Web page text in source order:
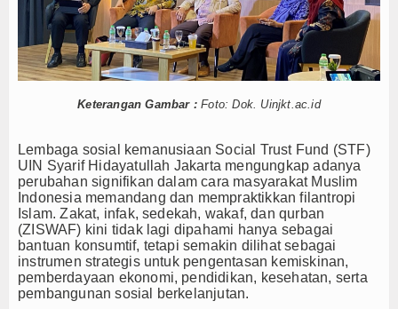
Mustahik
Muzaki
Wasiat dan DSKL
Z-UPDATE
Z-Academy
Z-Commerce
Keterangan Gambar : Foto: Dok. Uinjkt.ac.id
Lembaga sosial kemanusiaan Social Trust Fund (STF)
UIN Syarif Hidayatullah Jakarta mengungkap adanya
perubahan signifikan dalam cara masyarakat Muslim
Indonesia memandang dan mempraktikkan filantropi
Islam. Zakat, infak, sedekah, wakaf, dan qurban
(ZISWAF) kini tidak lagi dipahami hanya sebagai
bantuan konsumtif, tetapi semakin dilihat sebagai
instrumen strategis untuk pengentasan kemiskinan,
pemberdayaan ekonomi, pendidikan, kesehatan, serta
pembangunan sosial berkelanjutan.